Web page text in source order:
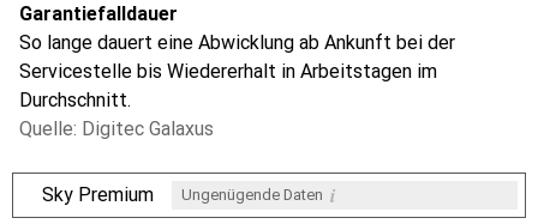
Garantiefalldauer
So lange dauert eine Abwicklung ab Ankunft bei der
Servicestelle bis Wiedererhalt in Arbeitstagen im
Durchschnitt.
Quelle: Digitec Galaxus
Sky Premium Ungenügende Daten i